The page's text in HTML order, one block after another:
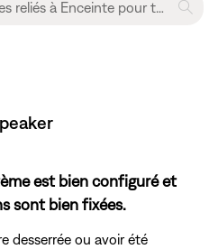
est bien configuré et
sont bien fixées.
desserrée ou avoir été